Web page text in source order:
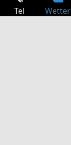
Tel Wetter